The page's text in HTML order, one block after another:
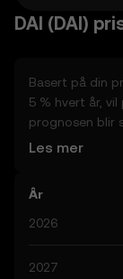
DAI (DAI)
Basert på din
5 % hvert år,
prognosen blir
forventes å
øyeblikket er
fra €0,86702 til
Les mer
År
2026
2027